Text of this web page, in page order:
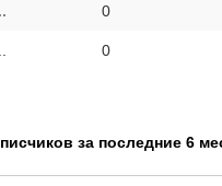
0
0
за последние 6